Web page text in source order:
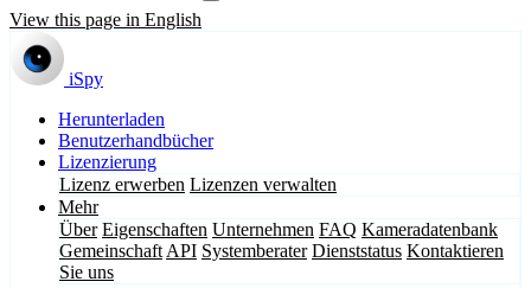
View this page in English
iSpy
Herunterladen
Benutzerhandbücher
Lizenzierung
Lizenz erwerben Lizenzen verwalten
Mehr
Über Eigenschaften Unternehmen FAQ Kameradatenbank
Gemeinschaft API Systemberater Dienststatus Kontaktieren
Sie uns